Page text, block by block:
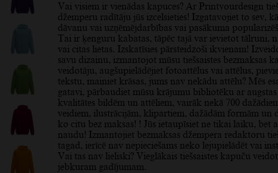
Vai visiem ir vienādas kapuces? Ar Printyourdesign
džemperu radītāju jūs izcelsieties! Izgatavojiet to sev, kā
dāvanu vai uzņēmējdarbības vai pasākuma
Tai ir ķenguru kabatas, tāpēc tajā var ievietot tālruni,
vai citas lietas. Izskatīsies pārsteidzoši ikvienam!
savu dizainu, izmantojot mūsu tiešsaistes bezmaksas
veidotāju, augšupielādējiet fotoattēlus vai attēlus,
tekstu, mainiet krāsas, jums nav nekādu attēlu? Mēs
gatavi, pārbaudiet mūsu krājumu bibliotēku ar augstas
kvalitātes bildēm un attēliem, vairāk nekā 700
veidiem, ilustrācijām, klipartiem, dažādām formām un
ko citu bez maksas! ! Jūs ietaupīsiet ne tikai laiku, bet
naudu! Izmantojiet bezmaksas džempera redaktoru
tagad, ierīcē nav nepieciešams neko lejupielādēt vai
Vai tas nav lieliski? Vieglākais tiešsaistes kapuču
jebkuram gadījumam.